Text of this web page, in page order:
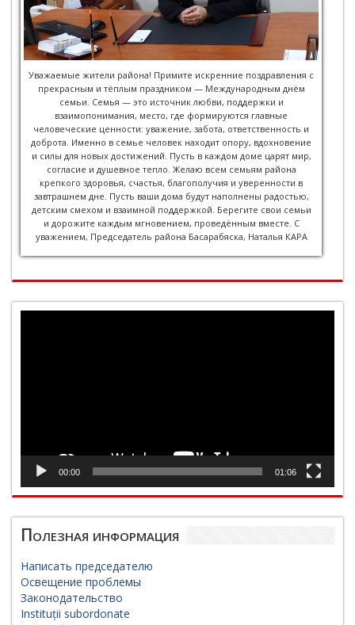
Уважаемые жители района! Примите искренние поздравления с
прекрасным и тёплым праздником — Международным днём
семьи. Семья — это источник любви, поддержки и
взаимопонимания, место, где формируются главные
человеческие ценности: уважение, забота, ответственность и
доброта. Именно в семье человек находит опору, вдохновение
и силы для новых достижений. Пусть в каждом доме царят мир,
согласие и душевное тепло. Желаю всем семьям района
крепкого здоровья, счастья, благополучия и уверенности в
завтрашнем дне. Пусть ваши дома будут наполнены радостью,
детским смехом и взаимной поддержкой. Берегите свои семьи
и дорожите каждым мгновением, проведённым вместе. С
уважением, Председатель района Басарабяска, Наталья КАРА
00:00 01:06
Полезная информация
Написать председателю
Освещение проблемы
Законодательство
Instituții subordonate